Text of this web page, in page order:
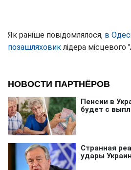
Як раніше повідомлялося, в
позашляховиклідера місцевого